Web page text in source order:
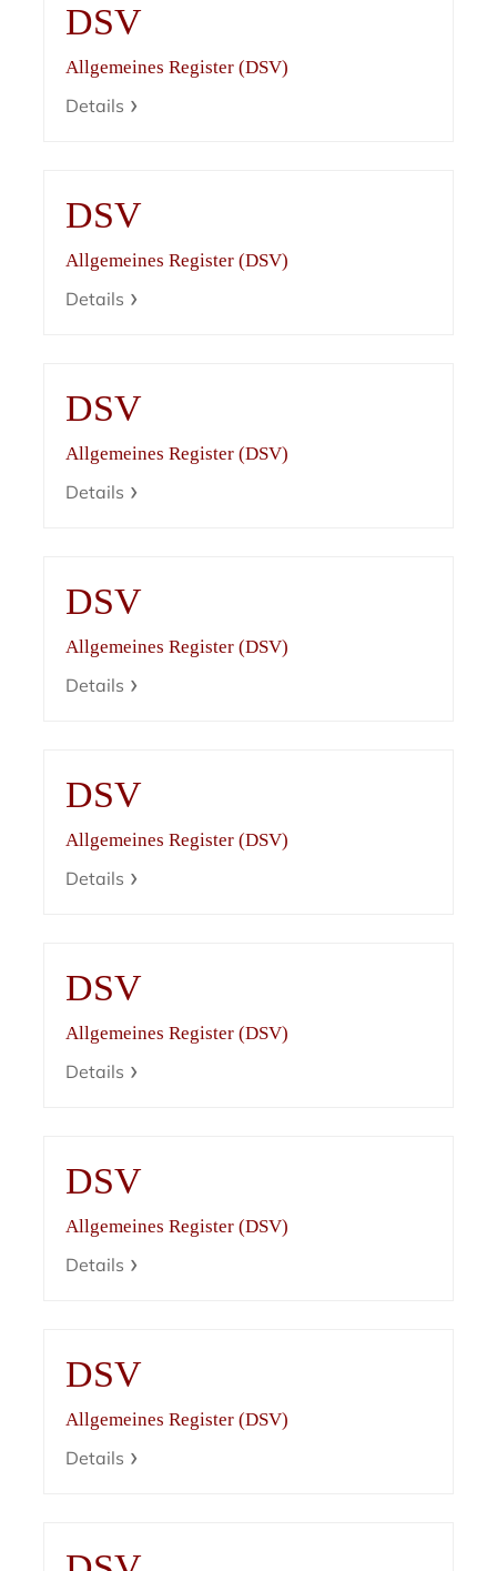
DSV
Allgemeines Register (DSV)
Details
DSV
Allgemeines Register (DSV)
Details
DSV
Allgemeines Register (DSV)
Details
DSV
Allgemeines Register (DSV)
Details
DSV
Allgemeines Register (DSV)
Details
DSV
Allgemeines Register (DSV)
Details
DSV
Allgemeines Register (DSV)
Details
DSV
Allgemeines Register (DSV)
Details